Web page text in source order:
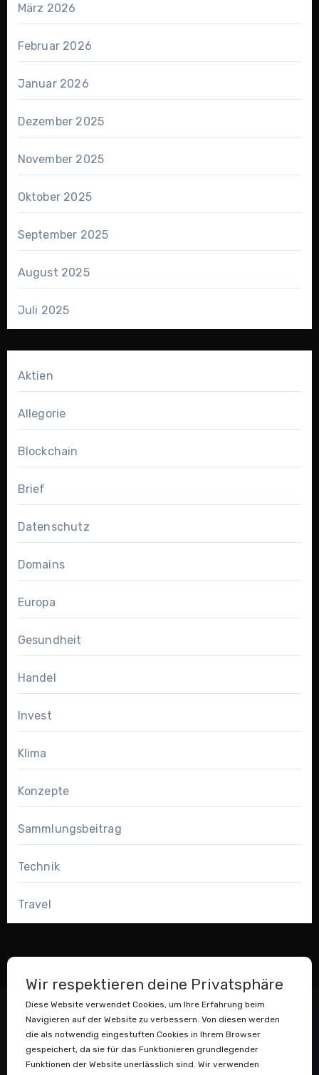
März 2026
Februar 2026
Januar 2026
Dezember 2025
November 2025
Oktober 2025
September 2025
August 2025
Juli 2025
Aktien
Allegorie
Blockchain
Brief
Datenschutz
Domains
Europa
Gesundheit
Handel
Invest
Klima
Konzepte
Sammlungsbeitrag
Technik
Travel
Wir respektieren deine Privatsphäre
Diese Website verwendet Cookies, um Ihre Erfahrung beim
Navigieren auf der Website zu verbessern. Von diesen werden
die als notwendig eingestuften Cookies in Ihrem Browser
gespeichert, da sie für das Funktionieren grundlegender
Funktionen der Website unerlässlich sind. Wir verwenden